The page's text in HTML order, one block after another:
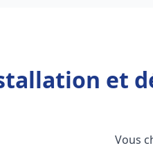
et
Vous